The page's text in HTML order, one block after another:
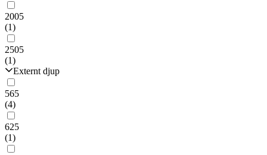
2005
(1)
2505
(1)
Externt djup
565
(4)
625
(1)